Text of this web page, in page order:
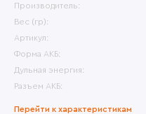
Производитель:
Вес (гр):
Артикул:
Форма АКБ:
Дульная энергия:
Разъем АКБ:
Перейти к характеристикам